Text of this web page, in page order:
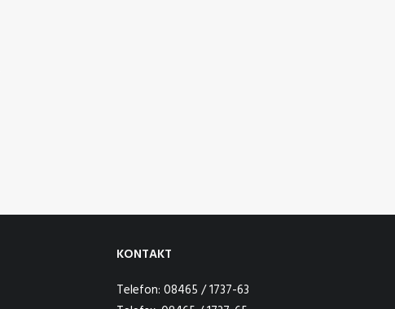
KONTAKT
Telefon: 08465 / 1737-63